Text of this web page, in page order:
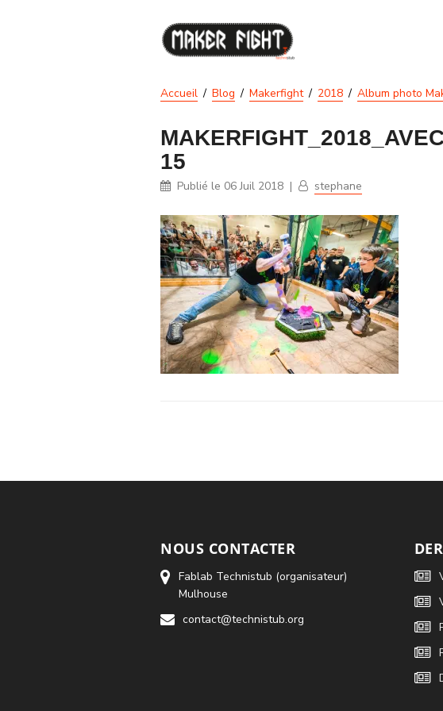
Accueil Blog Makerfight 2018 Album photo
15
Publié le 06 Juil 2018 | stephane
NOUS CONTACTER
Fablab Technistub (organisateur)
Mulhouse
contact@technistub.org